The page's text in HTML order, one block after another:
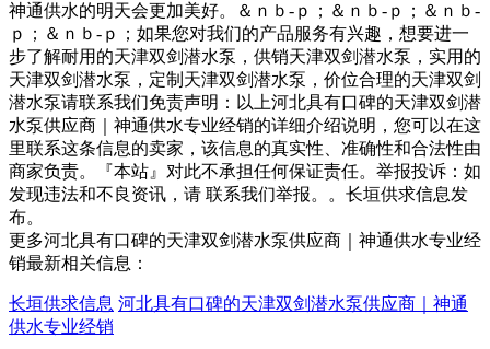
神通供水的明天会更加美好。＆ｎｂ-ｐ；＆ｎｂ-ｐ；＆ｎｂ-
ｐ；＆ｎｂ-ｐ；如果您对我们的产品服务有兴趣，想要进一
步了解耐用的天津双剑潜水泵，供销天津双剑潜水泵，实用的
天津双剑潜水泵，定制天津双剑潜水泵，价位合理的天津双剑
潜水泵请联系我们免责声明：以上河北具有口碑的天津双剑潜
水泵供应商｜神通供水专业经销的详细介绍说明，您可以在这
里联系这条信息的卖家，该信息的真实性、准确性和合法性由
商家负责。『本站』对此不承担任何保证责任。举报投诉：如
发现违法和不良资讯，请 联系我们举报。。长垣供求信息发
布。
更多河北具有口碑的天津双剑潜水泵供应商｜神通供水专业经
销最新相关信息：
长垣供求信息 河北具有口碑的天津双剑潜水泵供应商｜神通
供水专业经销